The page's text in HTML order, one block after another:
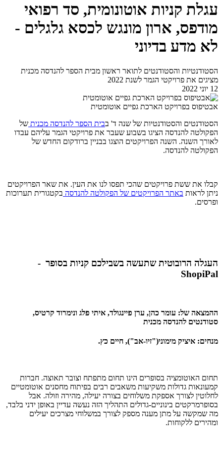
עגלת קניות אוטונומית, סד רפואי
מודפס, ארון מונגש לכסא גלגלים -
לא מדע בדיוני
הסטודנטיות והסטודנטים לתואר ראשון מבית הספר להנדסה מכנית
מציגים את פרויקטי הגמר לשנת 2022
12 יוני 2022
אבטיפוס בפרויקט הארכת גפיים אוטומטית
הסטודנטים והסטודנטיות של שנה ד' בבית הספר להנדסה מכנית של
הפקולטה להנדסה הציגו בשבוע שעבר את פרויקטי הגמר עליהם עבדו
לאורך השנה. השנה הפרויקטים הוצגו בבניין ברודקום החדש של
הפקולטה להנדסה.
קבלו את ששת פרויקטים שהכי תפסו לנו את העין. את שאר הפרויקטים
ניתן לראות באתר הפרויקטים של הפקולטה להנדסה בקטגורית תערוכות
ופרסים.
העגלה הרובוטית שתעשה בשבילכם קניות בסופר -
ShopiPal
ההמצאה של: עומר כהן, ערן פיינגולד, איתי פלג ונימרוד קרטיס,
סטודנטים להנדסה מכנית
מנחים: איציק מימוני("זיו-אב"), חיים כץ.
תחום האוטומציה בסופרים הינו תחום מתפתח וצובר תאוצה. חברות
קמעונאות גדולות משקיעות משאבים רבים בפיתוח מחסנים אוטומטיים
לחלוטין לצורך אספקת משלוחים בצורה יעילה, מהירה וזולה. אבל
בסופרמרקטים בינוניים-גדולים התהליך הזה נעשה עדיין באופן ידני בלבד,
מה שמקשה על מתן מענה מספק לצורך במשלוחי מצרכים יעילים
ומהירים ללקוחות.